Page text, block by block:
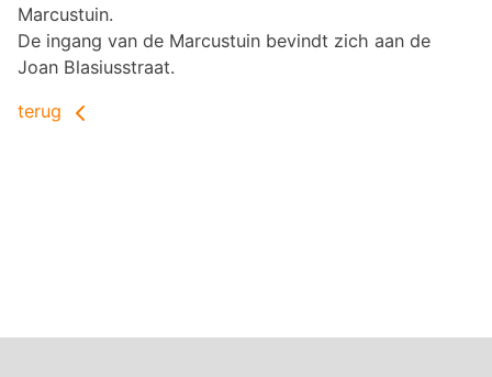
Marcustuin.
De ingang van de Marcustuin bevindt zich aan de
Joan Blasiusstraat.
terug